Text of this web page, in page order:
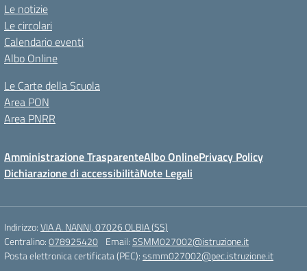
Le notizie
Le circolari
Calendario eventi
Albo Online
Le Carte della Scuola
Area PON
Area PNRR
Amministrazione TrasparenteAlbo OnlinePrivacy Policy
Dichiarazione di accessibilitàNote Legali
Indirizzo:VIA A. NANNI, 07026 OLBIA (SS)
Centralino:078925420 Email:SSMM027002@istruzione.it
Posta elettronica certificata (PEC):ssmm027002@pec.istruzione.it